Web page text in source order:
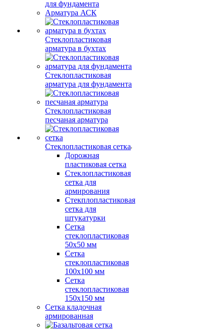
для фундамента
Арматура АСК
Стеклопластиковая
арматура в бухтах
Стеклопластиковая
арматура для фундамента
Стеклопластиковая
песчаная арматура
Стеклопластиковая сетка
Дорожная
пластиковая сетка
Стеклопластиковая
сетка для
армирования
Стекплопластиковая
сетка для
штукатурки
Сетка
стеклопластиковая
50x50 мм
Сетка
стеклопластиковая
100x100 мм
Сетка
стеклопластиковая
150x150 мм
Сетка кладочная
армированная